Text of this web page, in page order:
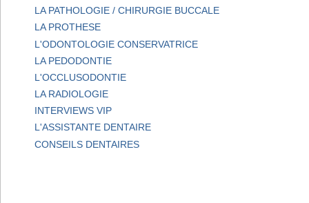
LA PATHOLOGIE / CHIRURGIE BUCCALE
LA PROTHESE
L'ODONTOLOGIE CONSERVATRICE
LA PEDODONTIE
L'OCCLUSODONTIE
LA RADIOLOGIE
INTERVIEWS VIP
L'ASSISTANTE DENTAIRE
CONSEILS DENTAIRES